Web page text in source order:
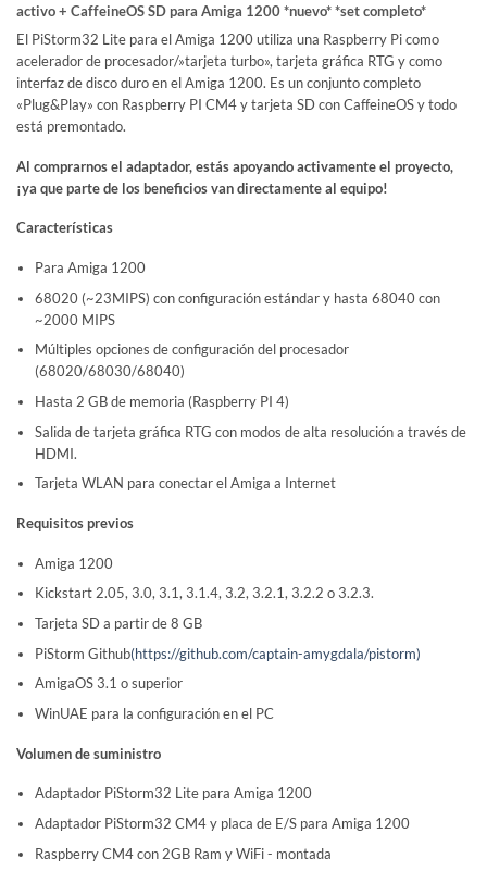
activo + CaffeineOS SD para Amiga 1200 *nuevo* *set completo*
El PiStorm32 Lite para el Amiga 1200 utiliza una Raspberry Pi como
acelerador de procesador/»tarjeta turbo», tarjeta gráfica RTG y como
interfaz de disco duro en el Amiga 1200. Es un conjunto completo
«Plug&Play» con Raspberry PI CM4 y tarjeta SD con CaffeineOS y todo
está premontado.
Al comprarnos el adaptador, estás apoyando activamente el proyecto,
¡ya que parte de los beneficios van directamente al equipo!
Características
Para Amiga 1200
68020 (~23MIPS) con configuración estándar y hasta 68040 con
~2000 MIPS
Múltiples opciones de configuración del procesador
(68020/68030/68040)
Hasta 2 GB de memoria (Raspberry PI 4)
Salida de tarjeta gráfica RTG con modos de alta resolución a través de
HDMI.
Tarjeta WLAN para conectar el Amiga a Internet
Requisitos previos
Amiga 1200
Kickstart 2.05, 3.0, 3.1, 3.1.4, 3.2, 3.2.1, 3.2.2 o 3.2.3.
Tarjeta SD a partir de 8 GB
PiStorm Github(https://github.com/captain-amygdala/pistorm)
AmigaOS 3.1 o superior
WinUAE para la configuración en el PC
Volumen de suministro
Adaptador PiStorm32 Lite para Amiga 1200
Adaptador PiStorm32 CM4 y placa de E/S para Amiga 1200
Raspberry CM4 con 2GB Ram y WiFi - montada